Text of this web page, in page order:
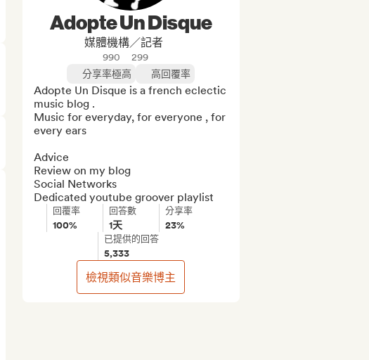
Adopte Un Disque
媒體機構／記者
990
299
分享率極高
高回覆率
Adopte Un Disque is a french eclectic
music blog .
Music for everyday, for everyone , for
every ears
Advice
Review on my blog
Social Networks
Dedicated youtube groover playlist
回覆率
100%
回答數
1天
分享率
23%
已提供的回答
5,333
檢視類似音樂博主